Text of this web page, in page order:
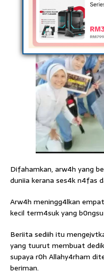
Difahamkan, arw4h yang
duniia kerana ses4k n4fas
Arw4h meningg4lkan
kecil term4suk yang
Beriita sediih itu
yang tuurut membuat
supaya r0h Allahy4rham
beriman.